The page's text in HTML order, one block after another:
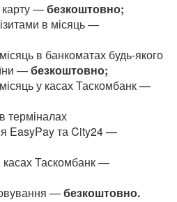
карту —безкоштовно;
в місяць —
в банкоматах будь-якого
—безкоштовно;
у касах Таскомбанк —
терміналах
EasyPay та City24 —
касах Таскомбанк —
—безкоштовно.